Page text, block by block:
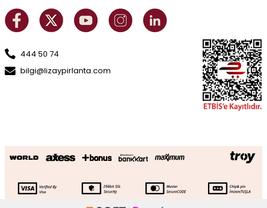
444 50 74
bilgi@lizaypirlanta.com